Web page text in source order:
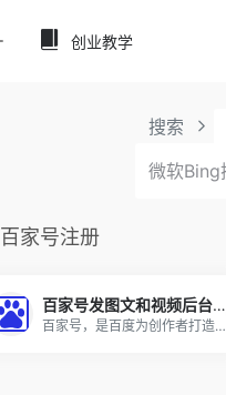
创业教学
搜索
百家号注册
百家号发图文和视频后台-介绍-优缺点分析-新手攻略
百家号，是百度为创作者打造的集创作、发布、变现于一体的内容创作平台，也是众多企业号实现营销转化的运营新阵地。